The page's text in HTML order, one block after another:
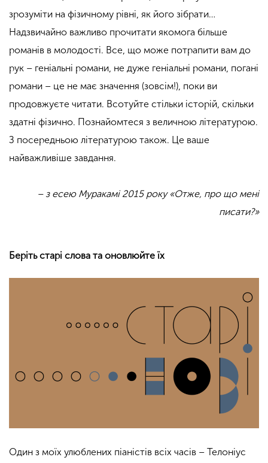
зрозуміти на фізичному рівні, як його зібрати…
Надзвичайно важливо прочитати якомога більше
романів в молодості. Все, що може потрапити вам до
рук – геніальні романи, не дуже геніальні романи, погані
романи – це не має значення (зовсім!), поки ви
продовжуєте читати. Всотуйте стільки історій, скільки
здатні фізично. Познайомтеся з величною літературою.
З посередньою літературою також. Це ваше
найважливіше завдання.
– з есею Муракамі 2015 року «Отже, про що мені
писати?»
Беріть старі слова та оновлюйте їх
Один з моїх улюблених піаністів всіх часів – Телоніус